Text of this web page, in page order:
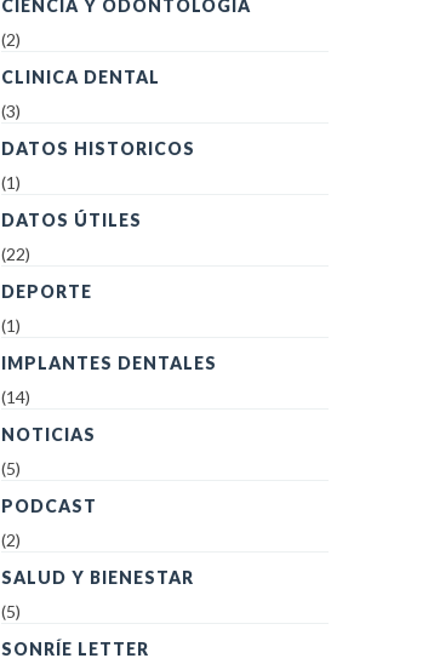
CIENCIA Y ODONTOLOGIA
(2)
CLINICA DENTAL
(3)
DATOS HISTORICOS
(1)
DATOS ÚTILES
(22)
DEPORTE
(1)
IMPLANTES DENTALES
(14)
NOTICIAS
(5)
PODCAST
(2)
SALUD Y BIENESTAR
(5)
SONRÍE LETTER